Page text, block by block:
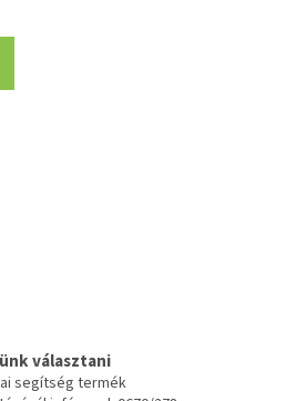
választani
segítség termék